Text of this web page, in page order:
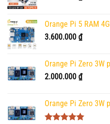
Orange Pi 5 RAM
3.600.000 ₫
Orange Pi Zero 3W
2.000.000 ₫
Orange Pi Zero 3W